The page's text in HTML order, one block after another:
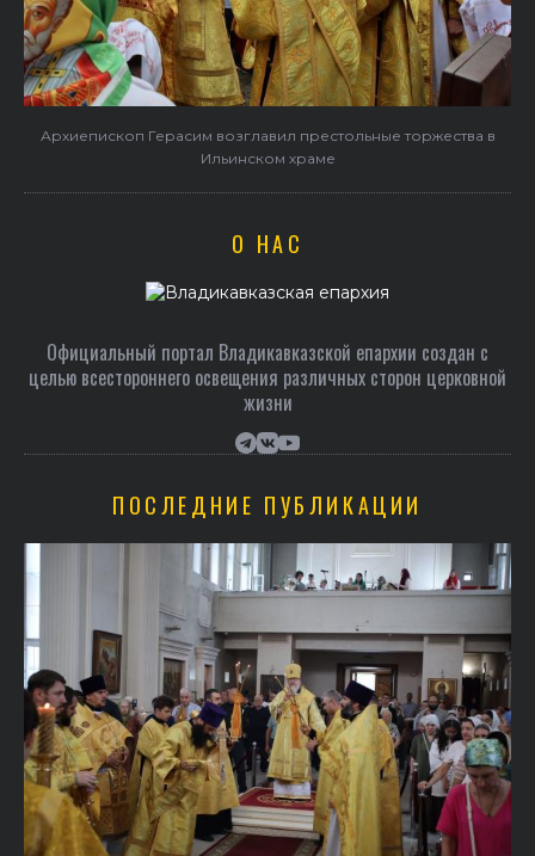
Архиепископ Герасим возглавил престольные торжества в
Ильинском храме
О НАС
Официальный портал Владикавказской епархии создан c
целью всестороннего освещения различных сторон церковной
жизни
ПОСЛЕДНИЕ ПУБЛИКАЦИИ